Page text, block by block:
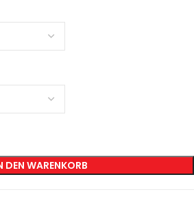
DEN WARENKORB